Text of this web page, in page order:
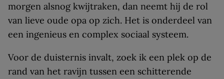
morgen alsnog kwijtraken, dan neemt hij de rol
van lieve oude opa op zich. Het is onderdeel van
een ingenieus en complex sociaal systeem.
Voor de duisternis invalt, zoek ik een plek op de
rand van het ravijn tussen een schitterende